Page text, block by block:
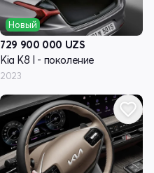
Новый
729 900 000 UZS
Kia K8 I - поколение
2023